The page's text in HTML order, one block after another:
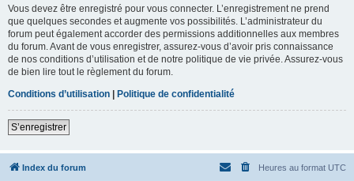
Vous devez être enregistré pour vous connecter. L’enregistrement ne prend
que quelques secondes et augmente vos possibilités. L’administrateur du
forum peut également accorder des permissions additionnelles aux membres
du forum. Avant de vous enregistrer, assurez-vous d’avoir pris connaissance
de nos conditions d’utilisation et de notre politique de vie privée. Assurez-vous
de bien lire tout le règlement du forum.
Conditions d’utilisation | Politique de confidentialité
S’enregistrer
Index du forum Heures au format UTC